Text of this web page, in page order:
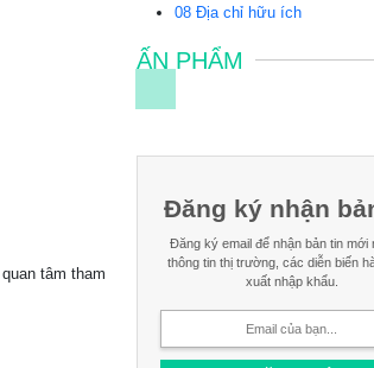
08 Địa chỉ hữu ích
ẤN PHẨM
Đăng ký nhận
Đăng ký email để nhận bản tin
về thông tin thị trường, các
hàng hóa xuất nhập khẩu.